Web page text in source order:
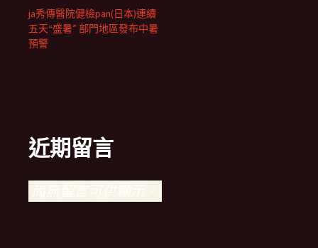
ja秀傳醫院健檢pan(日本)連續
五天“盛暑” 部門地區發布中暑
預警
近期留言
尚無留言可供顯示。